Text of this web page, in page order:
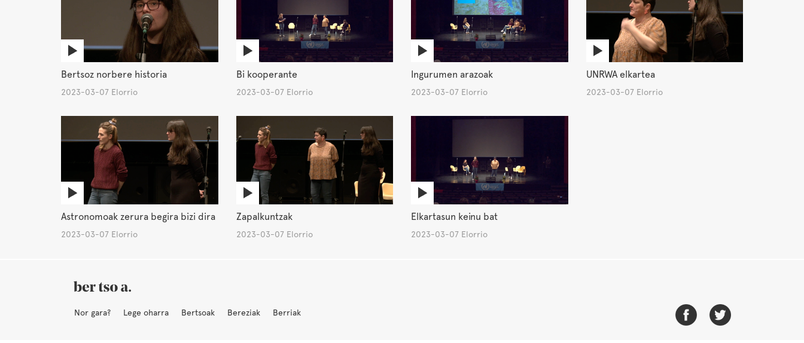
Bertsoz norbere historia
2023-03-07 Elorrio
Bi kooperante
2023-03-07 Elorrio
Ingurumen arazoak
2023-03-07 Elorrio
UNRWA elkartea
2023-03-07 Elorrio
Astronomoak zerura begira bizi dira
2023-03-07 Elorrio
Zapalkuntzak
2023-03-07 Elorrio
Elkartasun keinu bat
2023-03-07 Elorrio
Nor gara? Lege oharra Bertsoak Bereziak Berriak